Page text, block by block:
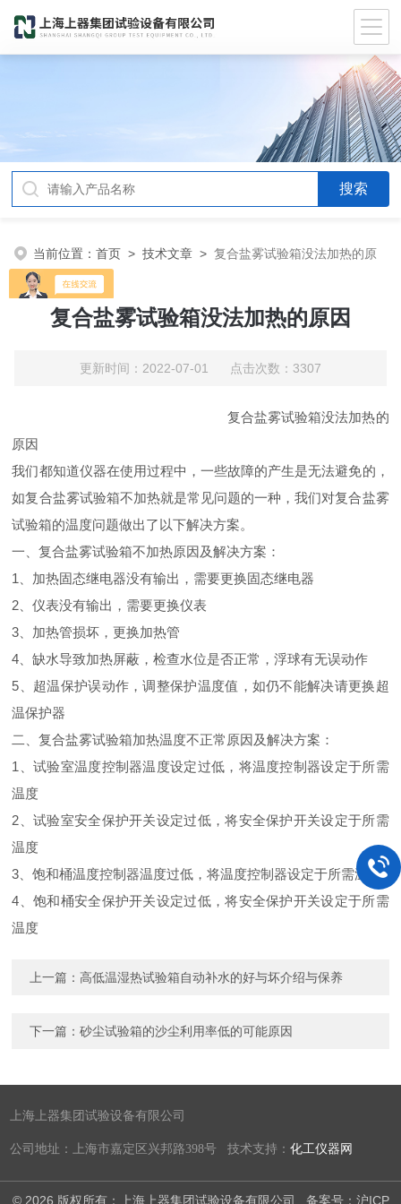
当前位置：首页 >技术文章 >复合盐雾试验箱没法加热的原
因
复合盐雾试验箱没法加热的原因
更新时间：2022-07-01 点击次数：3307
复合盐雾试验箱没法加热的
原因
我们都知道仪器在使用过程中，一些故障的产生是无法避免的，
如复合盐雾试验箱不加热就是常见问题的一种，我们对复合盐雾
试验箱的温度问题做出了以下解决方案。
一、复合盐雾试验箱不加热原因及解决方案：
1、加热固态继电器没有输出，需要更换固态继电器
2、仪表没有输出，需要更换仪表
3、加热管损坏，更换加热管
4、缺水导致加热屏蔽，检查水位是否正常，浮球有无误动作
5、超温保护误动作，调整保护温度值，如仍不能解决请更换超
温保护器
二、复合盐雾试验箱加热温度不正常原因及解决方案：
1、试验室温度控制器温度设定过低，将温度控制器设定于所需
温度
2、试验室安全保护开关设定过低，将安全保护开关设定于所需
温度
3、饱和桶温度控制器温度过低，将温度控制器设定于所需温度
4、饱和桶安全保护开关设定过低，将安全保护开关设定于所需
温度
上一篇：高低温湿热试验箱自动补水的好与坏介绍与保养
下一篇：砂尘试验箱的沙尘利用率低的可能原因
上海上器集团试验设备有限公司
公司地址：上海市嘉定区兴邦路398号 技术支持：化工仪器网
© 2026 版权所有：上海上器集团试验设备有限公司 备案号：沪ICP